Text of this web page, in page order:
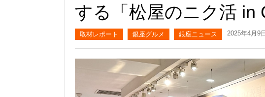
する「松屋のニク活 in
取材レポート 銀座グルメ 銀座ニュース 2025年4月9日